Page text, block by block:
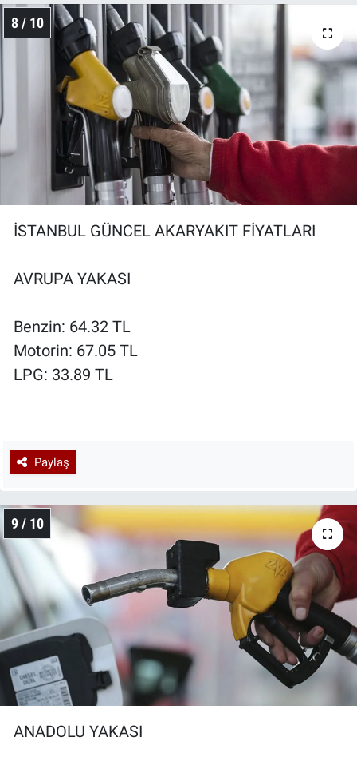
8 / 10
İSTANBUL GÜNCEL AKARYAKIT FİYATLARI
AVRUPA YAKASI
Benzin: 64.32 TL
Motorin: 67.05 TL
LPG: 33.89 TL
Paylaş
9 / 10
ANADOLU YAKASI